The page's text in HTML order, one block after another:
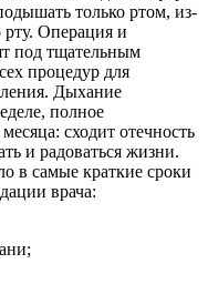
только ртом, из-
рту. Операция и
под тщательным
процедур для
Дыхание
полное
сходит отечность
и радоваться жизни.
в самые краткие сроки
врача: